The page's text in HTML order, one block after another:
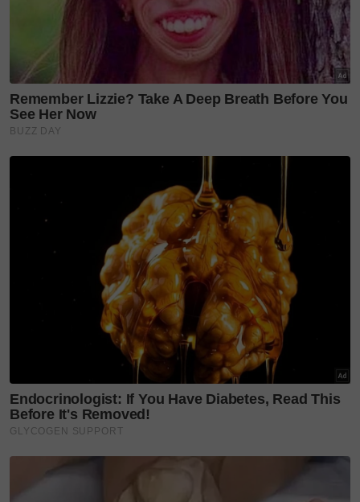
kesinambungan kepada usaha jenama itu dalam
meneroka penggunaan bahan alternatif. Sebelum
ini, IJMAL turut memperkenalkan kasut yang
menggunakan fiber nanas menerusi inisiatif
kelestarian tahunan mereka, REIJMAL.
Menurut Burhanudin, pembangunan koleksi
berkenaan membuktikan syarikat tempatan juga
mampu menghasilkan produk berasaskan
penyelidikan dan pembangunan yang mempunyai
potensi untuk berkembang lebih jauh.
“Sepanjang 11 tahun perjalanan IJMAL, kami